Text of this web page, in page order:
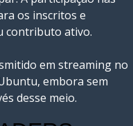
os inscritos e
contributo ativo.
em streaming no
embora sem
desse meio.